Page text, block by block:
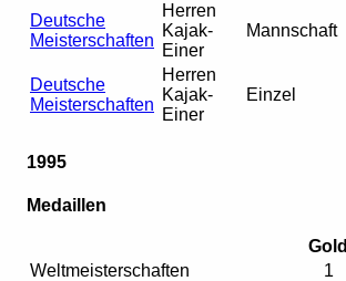
Deutsche
Meisterschaften
Herren
Kajak-
Einer
Mannschaft
Deutsche
Meisterschaften
Herren
Kajak-
Einer
Einzel
1995
Medaillen
Gold
Weltmeisterschaften
1